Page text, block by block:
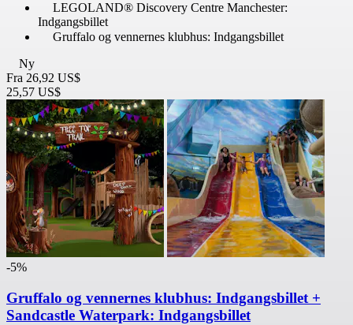
LEGOLAND® Discovery Centre Manchester:
Indgangsbillet
Gruffalo og vennernes klubhus: Indgangsbillet
Ny
Fra 26,92 US$
25,57 US$
-5%
Gruffalo og vennernes klubhus: Indgangsbillet +
Sandcastle Waterpark: Indgangsbillet